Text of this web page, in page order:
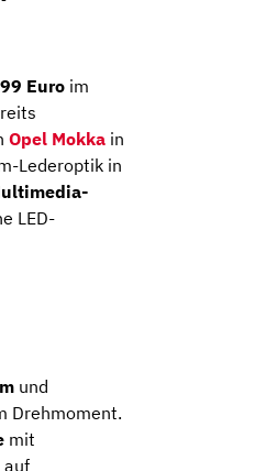
Euro im
Opel Mokka in
Lederoptik in
LED-
und
Drehmoment.
mit
auf